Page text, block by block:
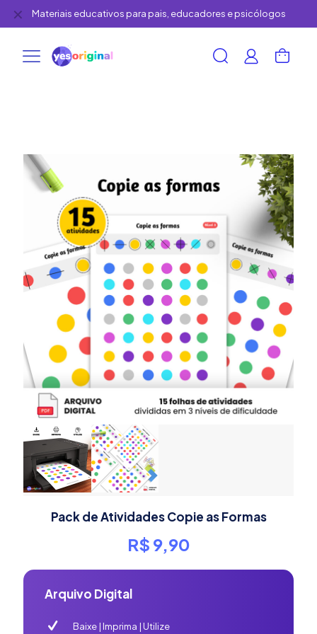
Materiais educativos para pais, educadores e psicólogos
✕
Pack de Atividades Copie as Formas
R$ 9,90
Arquivo Digital
Baixe | Imprima | Utilize